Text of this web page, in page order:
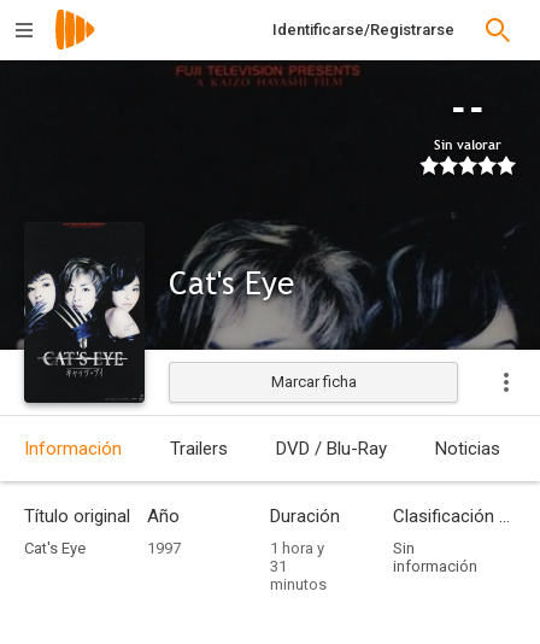
Identificarse/Registrarse
--
Sin valorar
Cat's Eye
Posproducción
Marcar ficha
Información Trailers DVD / Blu-Ray Noticias
Título original
Cat's Eye
Año
1997
Duración
1 hora y
31
minutos
Clasificación por edades
Sin
información